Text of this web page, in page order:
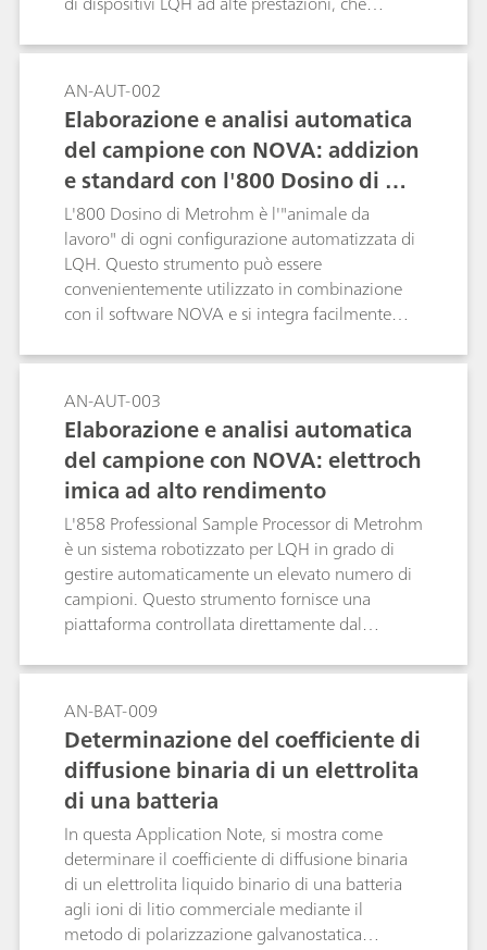
controllati direttamente dal software NOVA.
AN-AUT-002
Elaborazione e analisi automatica
del campione con NOVA: addizion
e standard con l'800 Dosino di Me
trohm
L'800 Dosino di Metrohm è l'"animale da
lavoro" di ogni configurazione automatizzata di
LQH. Questo strumento può essere
convenientemente utilizzato in combinazione
con il software NOVA e si integra facilmente
sistemi Autolab.
AN-AUT-003
Elaborazione e analisi automatica
del campione con NOVA: elettroch
imica ad alto rendimento
L'858 Professional Sample Processor di Metrohm
è un sistema robotizzato per LQH in grado di
gestire automaticamente un elevato numero di
campioni. Questo strumento fornisce una
piattaforma controllata direttamente dal
potenziostati/galvanostati Autolab misure
elettrochimiche automatizzate ad alto
rendimento.
AN-BAT-009
Determinazione del coefficiente di
diffusione binaria di un elettrolita
di una batteria
In questa Application Note, si mostra come
determinare il coefficiente di diffusione binaria
di un elettrolita liquido binario di una batteria
agli ioni di litio commerciale mediante il
metodo di polarizzazione galvanostatica